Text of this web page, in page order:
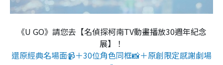
《U GO》請您去【名偵探柯南TV動畫播放30週年紀念
展】！
還原經典名場面📹＋30位角色同框📸＋原創限定感謝劇場